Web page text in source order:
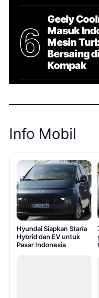
6
Geely
Masuk
Mesin
Bersaing
Kompak
Info Mobil
Hyundai Siapkan Staria
Hybrid dan EV untuk
Pasar Indonesia